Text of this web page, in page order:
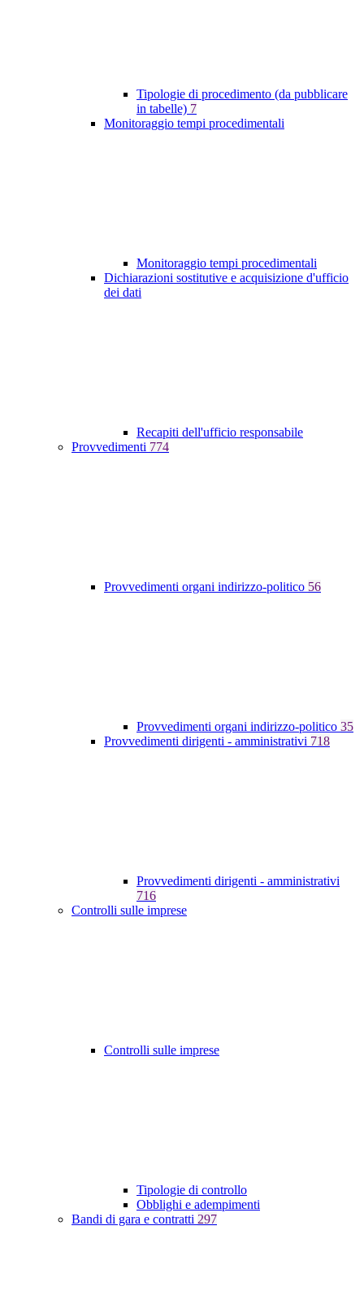
Tipologie di procedimento (da pubblicare
in tabelle) 7
Monitoraggio tempi procedimentali
Monitoraggio tempi procedimentali
Dichiarazioni sostitutive e acquisizione d'ufficio
dei dati
Recapiti dell'ufficio responsabile
Provvedimenti 774
Provvedimenti organi indirizzo-politico 56
Provvedimenti organi indirizzo-politico 35
Provvedimenti dirigenti - amministrativi 718
Provvedimenti dirigenti - amministrativi
716
Controlli sulle imprese
Controlli sulle imprese
Tipologie di controllo
Obblighi e adempimenti
Bandi di gara e contratti 297